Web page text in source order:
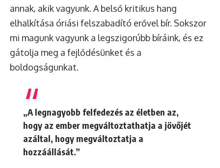
annak, akik vagyunk. A belső kritikus hang
elhalkítása óriási felszabadító erővel bír. Sokszor
mi magunk vagyunk a legszigorúbb bíráink, és ez
gátolja meg a fejlődésünket és a
boldogságunkat.
„A legnagyobb felfedezés az életben az,
hogy az ember megváltoztathatja a jövőjét
azáltal, hogy megváltoztatja a
hozzáállását.”